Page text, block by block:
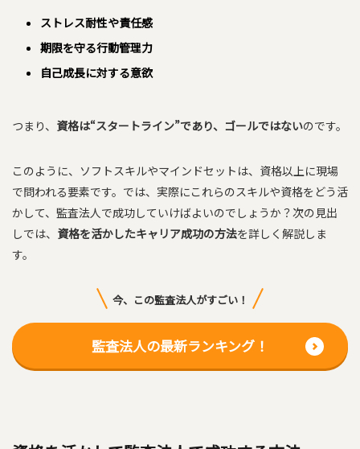
ストレス耐性や責任感
期限を守る行動管理力
自己成長に対する意欲
つまり、 資格は“スタートライン”であり、ゴールではないのです。
このように、ソフトスキルやマインドセットは、資格以上に現場
で問われる要素です。では、実際にこれらのスキルや資格をどう活
かして、監査法人で成功していけばよいのでしょうか？次の見出
しでは、 資格を活かしたキャリア成功の方法を詳しく解説しま
す。
今、この監査法人がすごい！
監査法人の最新ランキング！